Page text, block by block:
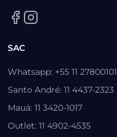
SAC
Whatsapp: +55 11 27800101
Santo André: 11 4437-2323
Mauá: 11 3420-1017
Outlet: 11 4902-4535